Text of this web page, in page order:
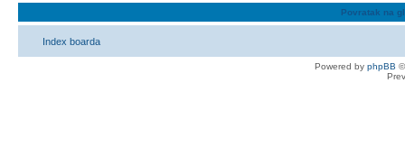
Povratak na
Index boarda
Powered by phpBB